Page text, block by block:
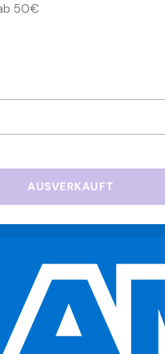
50€
AUSVERKAUFT